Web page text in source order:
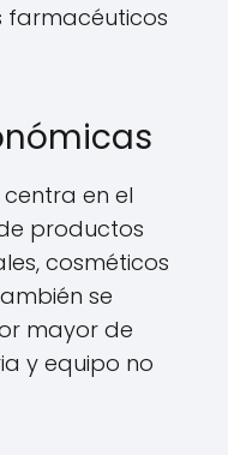
farmacéuticos
centra en el
productos
cosméticos
se
mayor de
y equipo no